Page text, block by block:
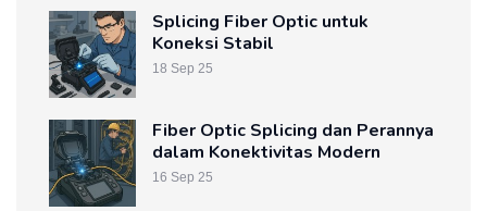
Splicing Fiber Optic untuk
Koneksi Stabil
18 Sep 25
Fiber Optic Splicing dan Perannya
dalam Konektivitas Modern
16 Sep 25